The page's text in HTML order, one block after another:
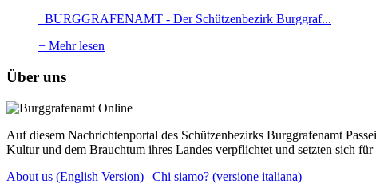
BURGGRAFENAMT - Der Schützenbezirk Burggraf...
+ Mehr lesen
Über uns
Auf diesem Nachrichtenportal des Schützenbezirks Burggrafenamt
Kultur und dem Brauchtum ihres Landes verpflichtet und setzten sich
About us (English Version) | Chi siamo? (versione italiana)